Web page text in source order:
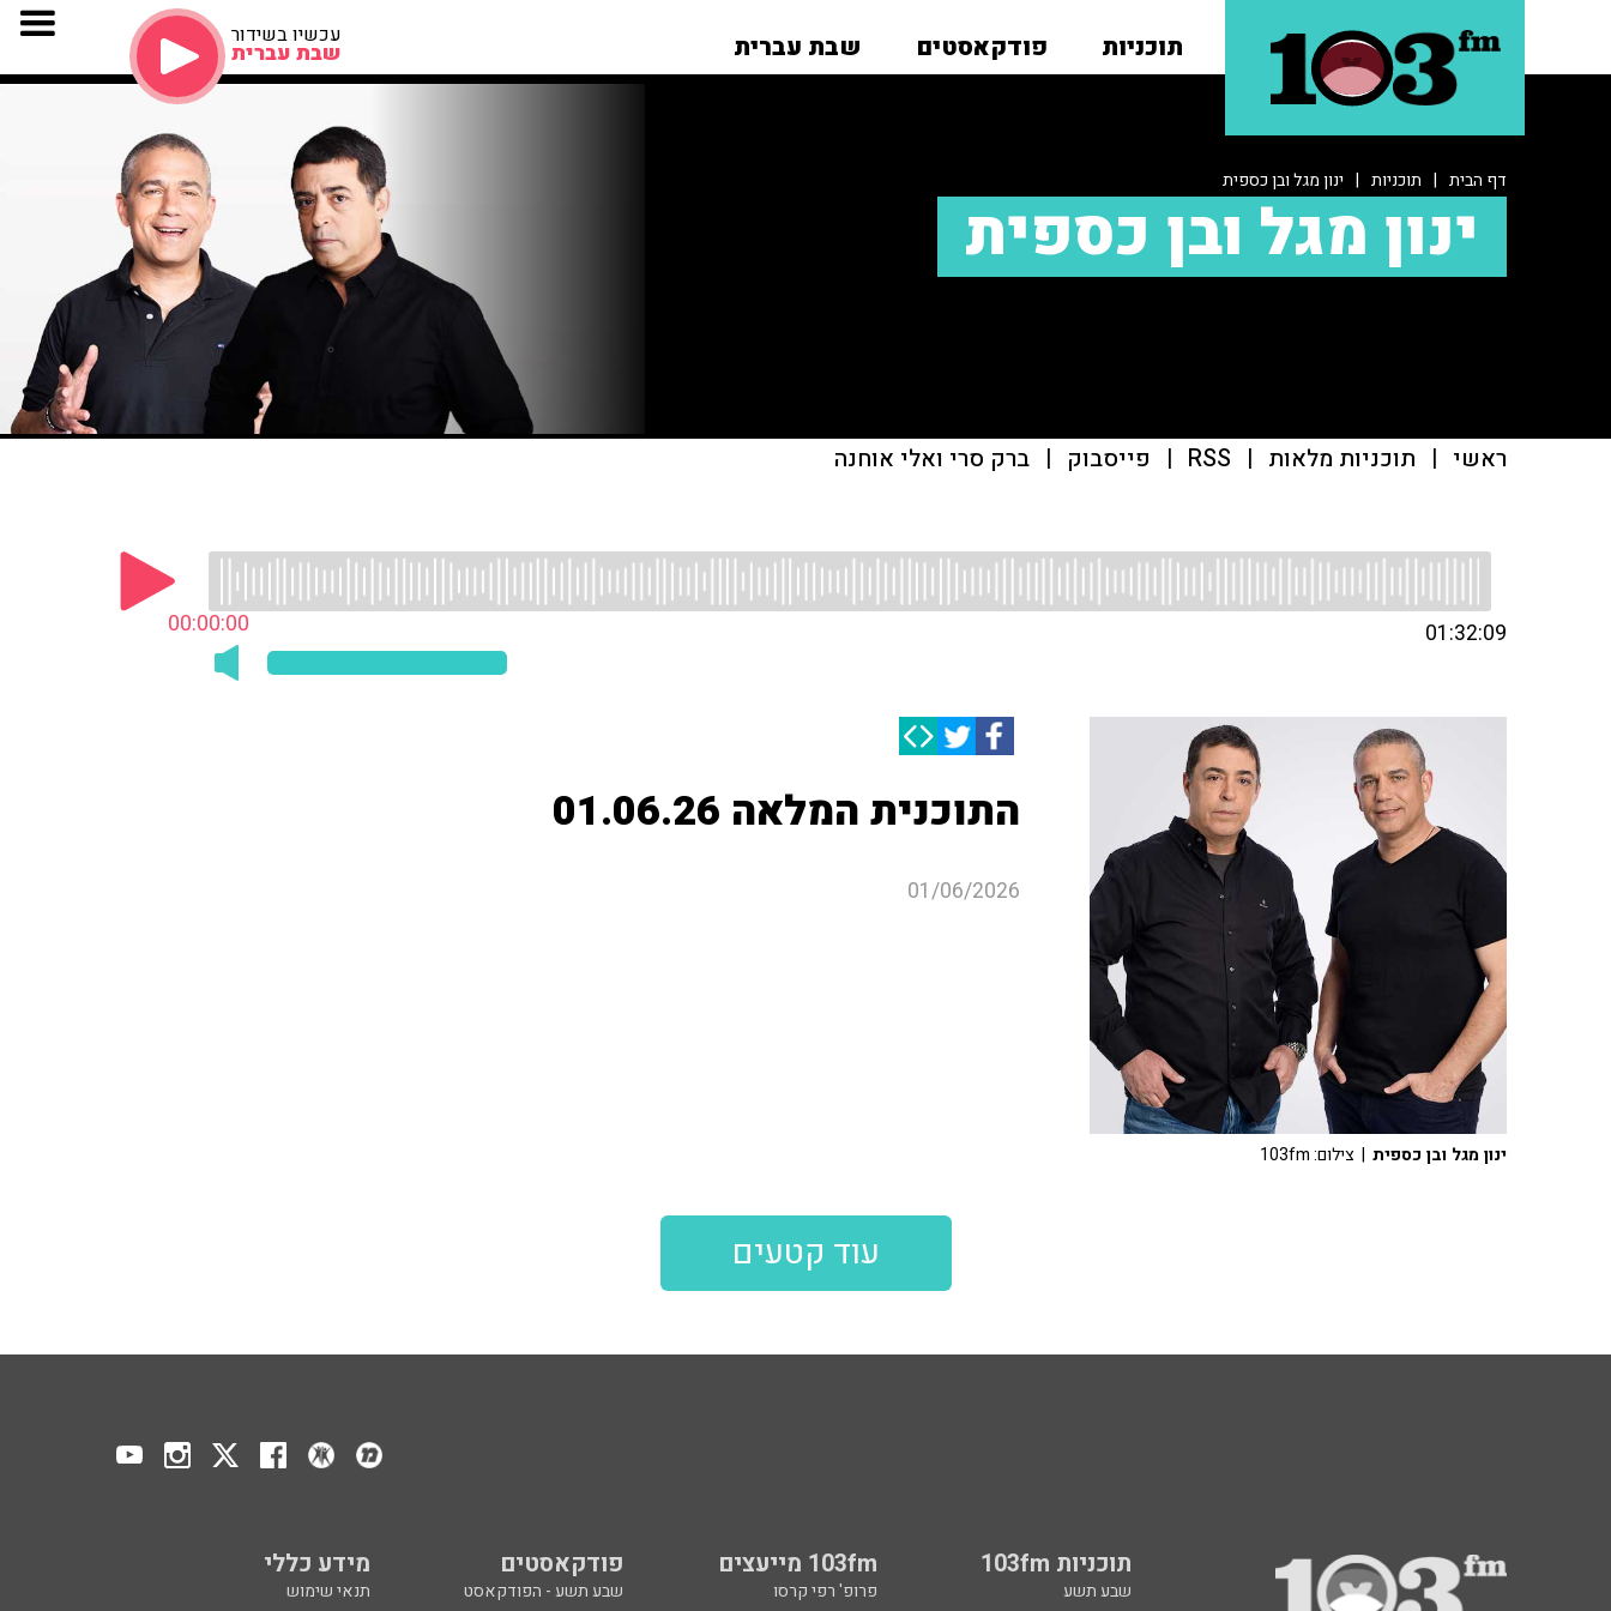
תוכניות פודקאסטים שבת עברית עכשיו בשידור
שבת עברית
דף הבית | תוכניות | ינון מגל ובן כספית
ינון מגל ובן כספית
ראשי | תוכניות מלאות |
RSS
| פייסבוק | ברק סרי ואלי אוחנה
00:00:00 01:32:09
התוכנית המלאה 01.06.26
01/06/2026
ינון מגל ובן כספית | צילום: 103fm
עוד קטעים
תוכניות 103fm 103fm מייעצים פודקאסטים מידע כללי
שבע תשע פרופ' רפי קרסו שבע תשע - הפודקאסט
תנאי שימוש